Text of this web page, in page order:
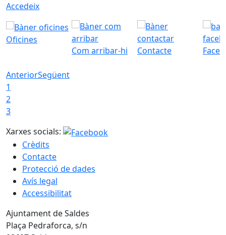
Accedeix
Oficines
Com arribar-hi
Contacte
AnteriorSegüent
1
2
3
Xarxes socials:
Crèdits
Contacte
Protecció de dades
Avís legal
Accessibilitat
Ajuntament de Saldes
Plaça Pedraforca, s/n